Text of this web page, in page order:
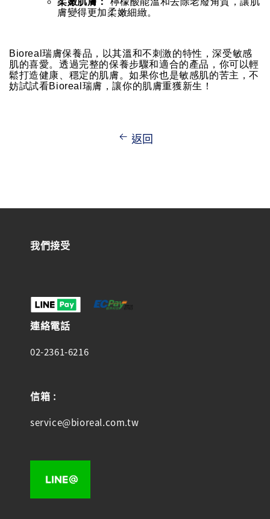
膚變得更加柔嫩細緻。
Bioreal瑞膚保養品，以其溫和不刺激的特性，深受敏感
肌的喜愛。透過完整的保養步驟和適合的產品，你可以輕
鬆打造健康、穩定的肌膚。如果你也是敏感肌的苦主，不
妨試試看Bioreal瑞膚，讓你的肌膚重獲新生！
返回
我們接受
連絡電話
02-2361-6216
信箱 :
service@bioreal.com.tw